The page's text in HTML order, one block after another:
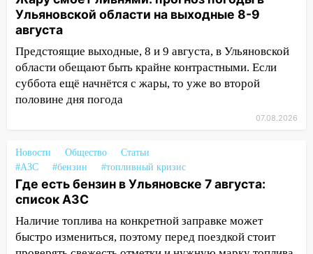
полностью уничтожил дачный дом и
сарай
11:38 В Госдуме предложили отменить
ЕГЭ с 2027 года
11:25 В Ульяновске ИИ будет выявлять
нарушителей на контейнерных
11:20
Ульяновская шахматистка
Валерия Клейменова выиграла два
золота в составе сборной мира
11:16
В Ульяновске открыли памятную
доску декабристу Кондратию Рылееву
10:40 В Ульяновске спасатели ночью
Ульяновской области на выходные 8-9
августа
Предстоящие выходные, 8 и 9 августа, в Ульяновской
области обещают быть крайне контрастными. Если
суббота ещё начнётся с жары, то уже во второй
половине дня погода
07.08.2026
Новости Общество
Статьи
#АЗС
#бензин #топливный кризис
Где есть бензин в Ульяновске 7 августа:
список АЗС
Наличие топлива на конкретной заправке может
быстро измениться, поэтому перед поездкой стоит